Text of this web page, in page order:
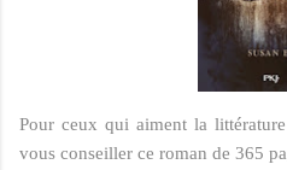
Pour ceux qui aiment la
vous conseiller ce roman de 365